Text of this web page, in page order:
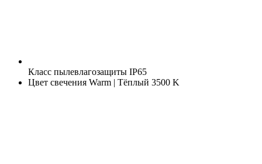
Класс пылевлагозащиты IP65
Цвет свечения Warm | Тёплый 3500 K